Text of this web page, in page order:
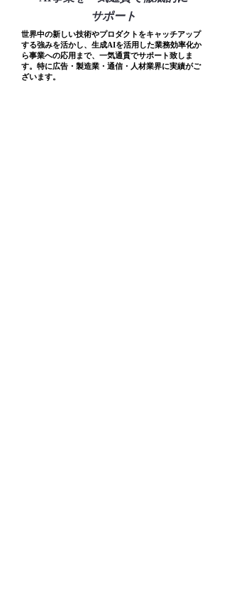
世界中の新しい技術やプロダクトをキャッチアップ
する強みを活かし、生成AIを活用した業務効率化か
ら事業への応用まで、一気通貫でサポート致しま
す。特に広告・製造業・通信・人材業界に実績がご
ざいます。
サポート